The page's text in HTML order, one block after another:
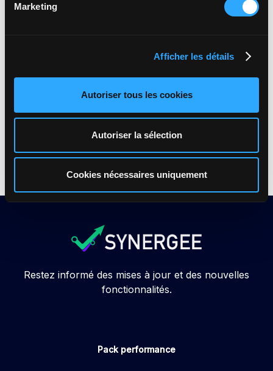
Marketing
Afficher les détails
Autoriser tous les cookies
Autoriser la sélection
Cookies nécessaires uniquement
Optimiser les ouvertures du point de venteet
Faciliter la récupération des informations
Restez informé des mises à jour et des nouvelles
fonctionnalités.
Pack performance